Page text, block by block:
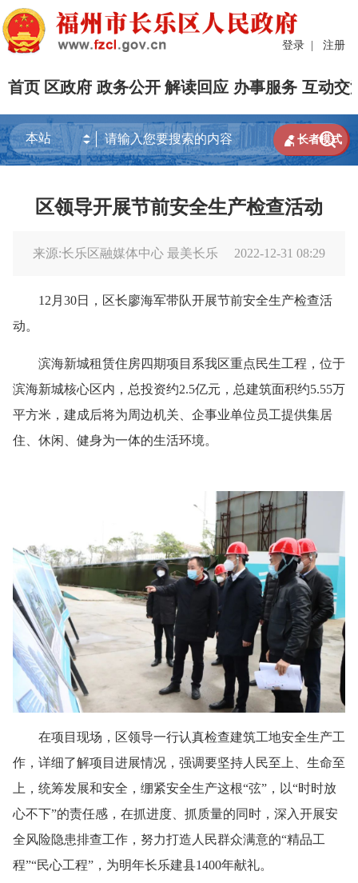
登录 | 注册
首页 区政府 政务公开 解读回应 办事服务 互动交

 长者模式
区领导开展节前安全生产检查活动
来源:长乐区融媒体中心 最美长乐 2022-12-31 08:29
12月30日，区长廖海军带队开展节前安全生产检查活
动。
滨海新城租赁住房四期项目系我区重点民生工程，位于
滨海新城核心区内，总投资约2.5亿元，总建筑面积约5.55万
平方米，建成后将为周边机关、企事业单位员工提供集居
住、休闲、健身为一体的生活环境。
在项目现场，区领导一行认真检查建筑工地安全生产工
作，详细了解项目进展情况，强调要坚持人民至上、生命至
上，统筹发展和安全，绷紧安全生产这根“弦”，以“时时放
心不下”的责任感，在抓进度、抓质量的同时，深入开展安
全风险隐患排查工作，努力打造人民群众满意的“精品工
程”“民心工程”，为明年长乐建县1400年献礼。